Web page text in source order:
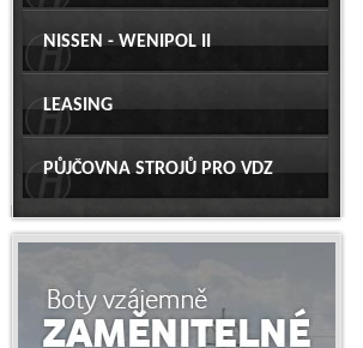
NISSEN - WENIPOL II
LEASING
PŮJČOVNA STROJŮ PRO VDZ